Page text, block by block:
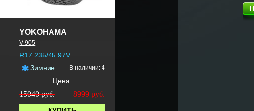
YOKOHAMA
V 905
R17 235/45 97V
Зимние
В наличии: 4
Цена:
15040 руб. 8999руб.